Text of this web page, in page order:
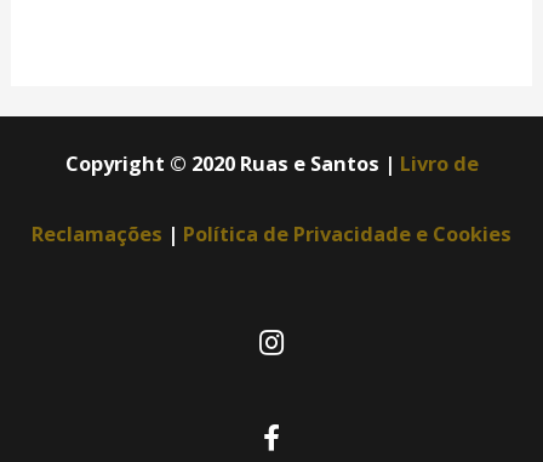
Copyright © 2020 Ruas e Santos | Livro de
Reclamações | Política de Privacidade e Cookies